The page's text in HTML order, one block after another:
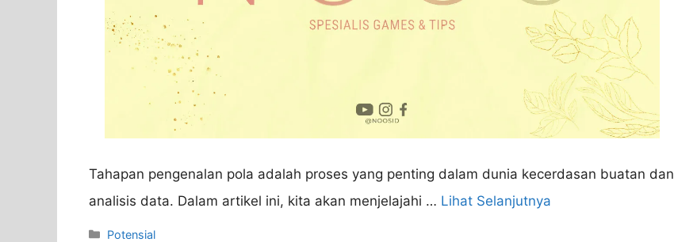
Tahapan pengenalan pola adalah proses yang penting dalam dunia kecerdasan buatan dan
analisis data. Dalam artikel ini, kita akan menjelajahi … Lihat Selanjutnya
Categories
Potensial